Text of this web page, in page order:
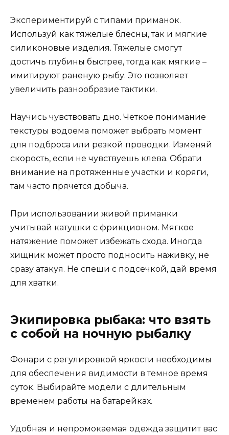
Экспериментируй с типами приманок.
Используй как тяжелые блесны, так и мягкие
силиконовые изделия. Тяжелые смогут
достичь глубины быстрее, тогда как мягкие –
имитируют раненую рыбу. Это позволяет
увеличить разнообразие тактики.
Научись чувствовать дно. Четкое понимание
текстуры водоема поможет выбрать момент
для подброса или резкой проводки. Изменяй
скорость, если не чувствуешь клева. Обрати
внимание на протяженные участки и коряги,
там часто прячется добыча.
При использовании живой приманки
учитывай катушки с фрикционом. Мягкое
натяжение поможет избежать схода. Иногда
хищник может просто подносить наживку, не
сразу атакуя. Не спеши с подсечкой, дай время
для хватки.
Экипировка рыбака: что взять
с собой на ночную рыбалку
Фонари с регулировкой яркости необходимы
для обеспечения видимости в темное время
суток. Выбирайте модели с длительным
временем работы на батарейках.
Удобная и непромокаемая одежда защитит вас